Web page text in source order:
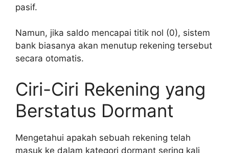
pasif.
Namun, jika saldo mencapai titik nol (0), sistem
bank biasanya akan menutup rekening tersebut
secara otomatis.
Ciri-Ciri Rekening yang
Berstatus Dormant
Mengetahui apakah sebuah rekening telah
masuk ke dalam kategori dormant sering kali